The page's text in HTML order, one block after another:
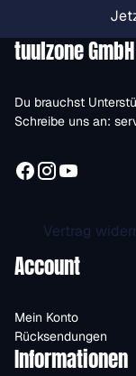
tuulzone GmbH
Du brauchst
Schreibe uns an:
Vertrag
Account
Mein Konto
Rücksendungen
Informationen